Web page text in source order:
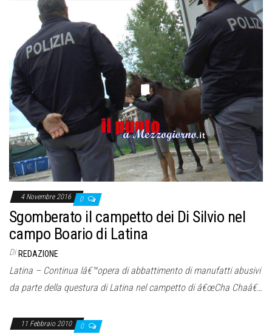
4 Novembre 2016 0
Sgomberato il campetto dei Di Silvio nel
campo Boario di Latina
Di REDAZIONE
Latina – Continua lâ€™opera di abbattimento di manufatti abusivi
da parte della questura di Latina nel campetto di â€œCha Chaâ€…
11 Febbraio 2010 0